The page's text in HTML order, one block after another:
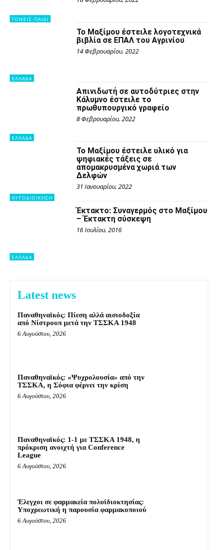
ΓΟΝΕΙΣ-ΠΑΙΔΙ
ΕΛΛΑΔΑ
Το Μαξίμου έστειλε λογοτεχνικά
βιβλία σε ΕΠΑΛ του Αγρινίου
14 Φεβρουαρίου, 2022
ΕΛΛΑΔΑ
Απινιδωτή σε αυτοδύτριες στην
Κάλυμνο έστειλε το
πρωθυπουργικό γραφείο
8 Φεβρουαρίου, 2022
ΑΥΤΟΔΙΟΙΚΗΣΗ
Το Μαξίμου έστειλε υλικό για
ψηφιακές τάξεις σε
απομακρυσμένα χωριά των
Δελφών
31 Ιανουαρίου, 2022
ΕΛΛΑΔΑ
Έκτακτο: Συναγερμός στο Μαξίμου
– Έκτακτη σύσκεψη
16 Ιουλίου, 2016
Latest news
Παναθηναϊκός: Πίεση αλλά αισιοδοξία
από Νίστρουπ μετά την ΤΣΣΚΑ 1948
6 Αυγούστου, 2026
Παναθηναϊκός: «Ψυχρολουσία» από την
ΤΣΣΚΑ, η Σόφια φέρνει την κρίση
6 Αυγούστου, 2026
Παναθηναϊκός: 1-1 με ΤΣΣΚΑ 1948, η
πρόκριση ανοιχτή για Conference
League
6 Αυγούστου, 2026
Έλεγχοι σε φαρμακεία πολυϊδιοκτησίας:
Υποχρεωτική η παρουσία φαρμακοποιού
6 Αυγούστου, 2026